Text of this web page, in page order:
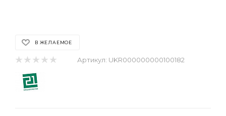
В ЖЕЛАЕМОЕ
Артикул: UKR000000000100182